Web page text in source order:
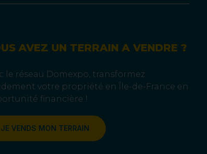
AVEZ UN TERRAIN A VENDRE ?
le réseau Domexpo, transformez
votre propriété en Île-de-France en
financière !
JE VENDS MON TERRAIN